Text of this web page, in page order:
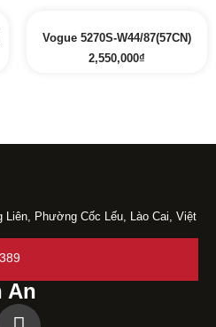
Vogue 5270S-W44/87(57CN)
2,550,000₫
Liên, Phường Cốc Lếu, Lào Cai, Việt
An